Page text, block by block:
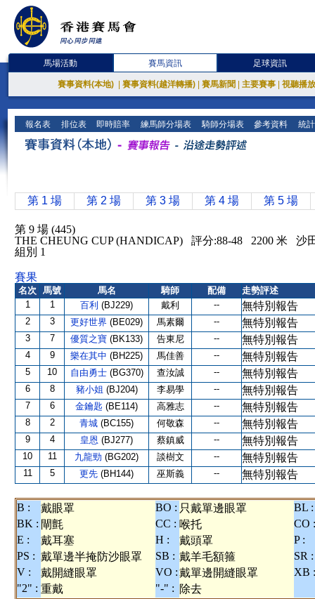
馬場活動 賽馬資訊 足球資訊
賽事資料(本地) 賽事資料(越洋轉播) 賽馬新聞 主要賽事 視聽播
報名表 排位表 即時賠率 練馬師分場表 騎師分場表 參考資料 統
第 1 場 第 2 場 第 3 場 第 4 場 第 5 場
第 9 場 (445)
THE CHEUNG CUP (HANDICAP) 評分:88-48 2200 米 沙
組別 1
賽果
名次 馬號 馬名 騎師 配備
走勢評述
1
1 百利 (BJ229) 戴利 -- 無特別報告
2 3 更好世界 (BE029) 馬素爾 -- 無特別報告
3 7 優質之寶 (BK133) 告東尼 -- 無特別報告
4 9 樂在其中 (BH225) 馬佳善 -- 無特別報告
5 10 自由勇士 (BG370) 查汝誠 -- 無特別報告
6 8 豬小姐 (BJ204) 李易學 -- 無特別報告
7 6 金鑰匙 (BE114) 高雅志 -- 無特別報告
8 2 青城 (BC155) 何敬森 -- 無特別報告
9 4 皇恩 (BJ277) 蔡鎮威 -- 無特別報告
10 11 九龍勁 (BG202) 談樹文 -- 無特別報告
11 5 更先 (BH144) 巫斯義 -- 無特別報告
B : 戴眼罩 BO : 只戴單邊眼罩
BL :
BK : 閘氈 CC : 喉托
CO :
E :
戴耳塞 H : 戴頭罩
P :
PS : 戴單邊半掩防沙眼罩 SB : 戴羊毛額箍
SR :
V :
戴開縫眼罩 VO :戴單邊開縫眼罩
XB :
"2" : 重戴 "-" : 除去